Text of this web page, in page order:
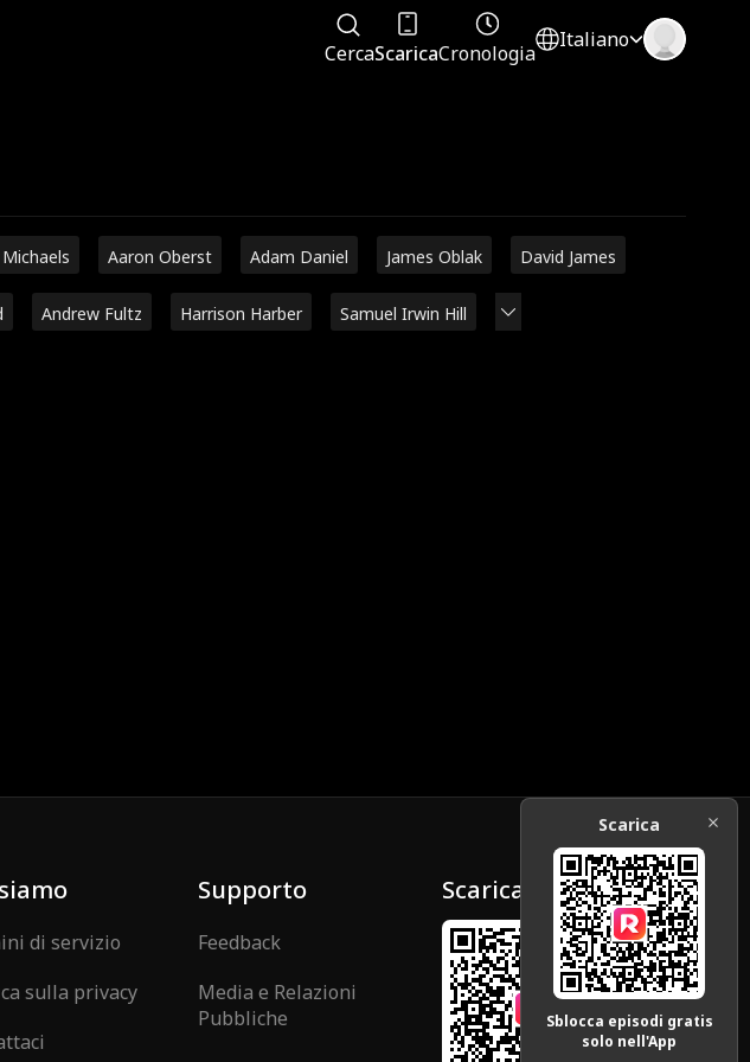
CercaScaricaCronologia
Italiano
Michaels Aaron Oberst Adam Daniel James Oblak David James
Andrew Fultz Harrison Harber Samuel Irwin Hill
di servizio
sulla privacy
Supporto
Feedback
Media e Relazioni
Pubbliche
Scarica
Scarica
Sblocca episodi gratis
solo nell'App